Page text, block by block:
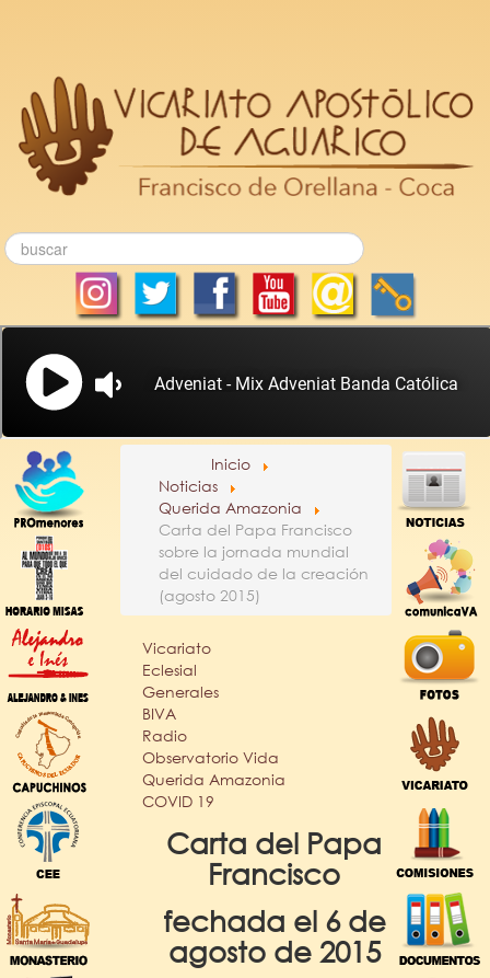
Inicio
Noticias
Querida Amazonia
Carta del Papa Francisco
sobre la jornada mundial
del cuidado de la creación
(agosto 2015)
Vicariato
Eclesial
Generales
BIVA
Radio
Observatorio Vida
Querida Amazonia
COVID 19
Carta del Papa
Francisco
fechada el 6 de
agosto de 2015